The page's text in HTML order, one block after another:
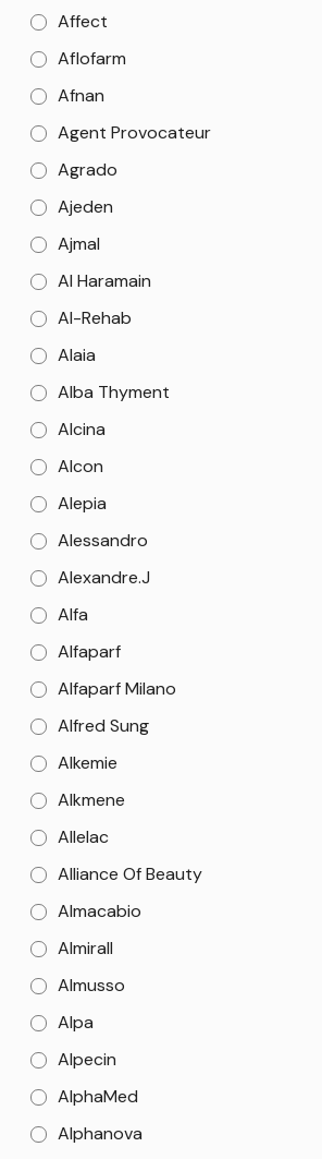
Affect
Aflofarm
Afnan
Agent Provocateur
Agrado
Ajeden
Ajmal
Al Haramain
Al-Rehab
Alaia
Alba Thyment
Alcina
Alcon
Alepia
Alessandro
Alexandre.J
Alfa
Alfaparf
Alfaparf Milano
Alfred Sung
Alkemie
Alkmene
Allelac
Alliance Of Beauty
Almacabio
Almirall
Almusso
Alpa
Alpecin
AlphaMed
Alphanova